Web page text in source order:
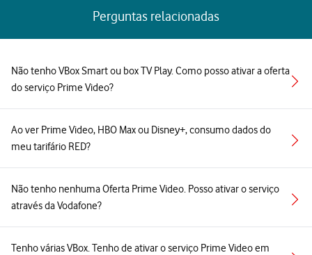
Perguntas relacionadas
Não tenho VBox Smart ou box TV Play. Como posso ativar a oferta
do serviço Prime Video?
Ao ver Prime Video, HBO Max ou Disney+, consumo dados do
meu tarifário RED?
Não tenho nenhuma Oferta Prime Video. Posso ativar o serviço
através da Vodafone?
Tenho várias VBox. Tenho de ativar o serviço Prime Video em